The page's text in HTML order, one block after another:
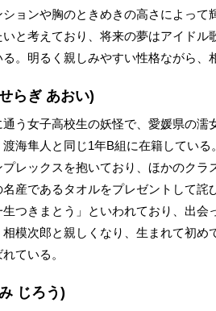
ョンや胸のときめきの高さによっ
と考えており、将来の夢はアイド
。明るく親しみやすい性格ながら
らぎ あおい)
う女子高校生の妖怪で、愛媛県の
海隼人と同じ1年B組に在籍してい
レックスを抱いており、ほかのク
産であるタオルをプレゼントして
つきまとう」といわれており、出
模次郎と親しくなり、生まれて初
ている。
じろう)